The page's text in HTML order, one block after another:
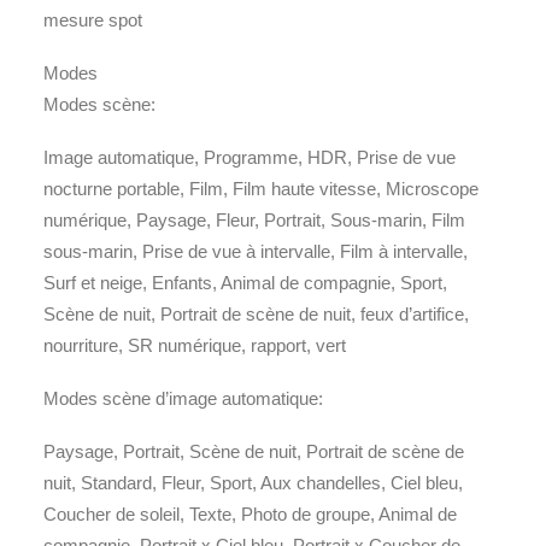
mesure spot
Modes
Modes scène:
Image automatique, Programme, HDR, Prise de vue
nocturne portable, Film, Film haute vitesse, Microscope
numérique, Paysage, Fleur, Portrait, Sous-marin, Film
sous-marin, Prise de vue à intervalle, Film à intervalle,
Surf et neige, Enfants, Animal de compagnie, Sport,
Scène de nuit, Portrait de scène de nuit, feux d’artifice,
nourriture, SR numérique, rapport, vert
Modes scène d’image automatique:
Paysage, Portrait, Scène de nuit, Portrait de scène de
nuit, Standard, Fleur, Sport, Aux chandelles, Ciel bleu,
Coucher de soleil, Texte, Photo de groupe, Animal de